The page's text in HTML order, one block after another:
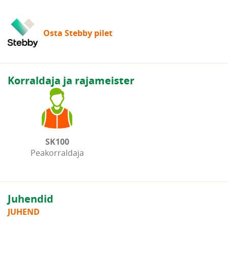
Osta Stebby pilet
Korraldaja ja rajameister
SK100
Peakorraldaja
Juhendid
JUHEND